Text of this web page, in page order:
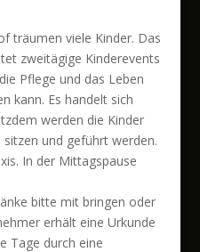
träumen viele Kinder. Das
zweitägige Kinderevents
Pflege und das Leben
kann. Es handelt sich
werden die Kinder
und geführt werden.
In der Mittagspause
bitte mit bringen oder
erhält eine Urkunde
Tage durch eine